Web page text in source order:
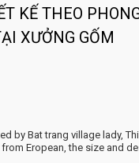
KẾ THEO
XƯỞNG GỐM
by Bat trang village lady,
Eropean, the size and